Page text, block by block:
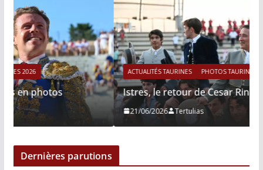
ACTUALITÉS TAURINES PHOTOS TAURINES 2026
Istres, le retour de Cesar Rincon en photos
21/06/2026 Tertulias
Dernières parutions